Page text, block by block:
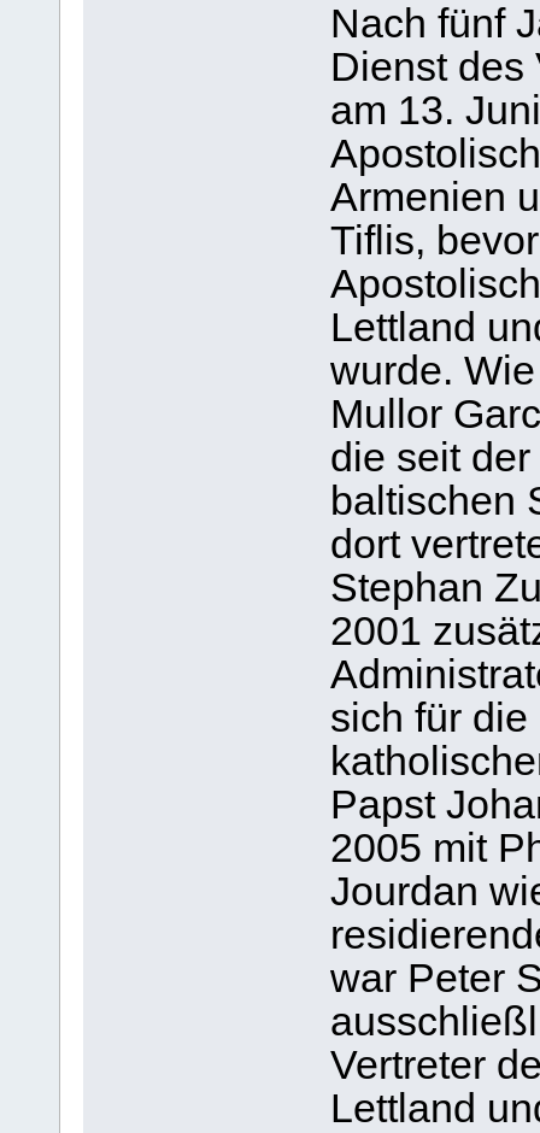
Nach fünf
Dienst des
am 13.
Armenien
Tiflis,
Lettland
wurde.
Mullor
die seit
baltischen
dort
Stephan
2001
sich für
Papst
2005 mit
Jourdan
war Peter
Vertreter
Lettland